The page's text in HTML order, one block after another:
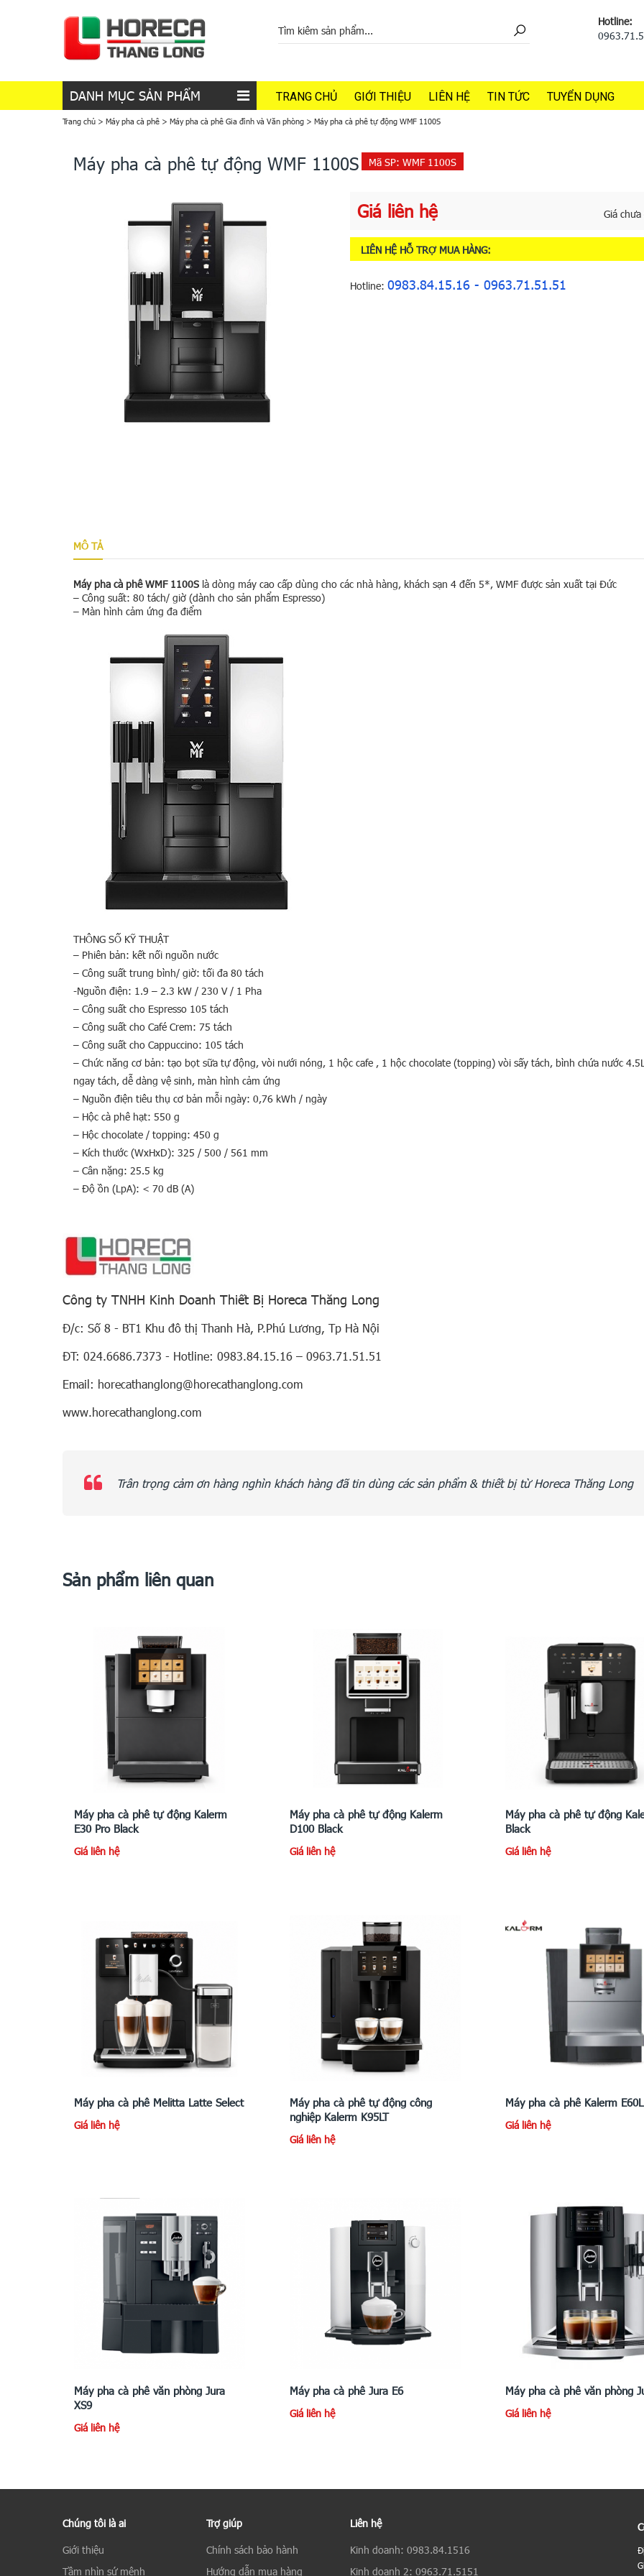
Hotline:
DANH MỤC SẢN PHẨM TRANG CHỦ GIỚI THIỆU LIÊN HỆ TIN TỨC TUYỂN DỤNG
Trang chủ > Máy pha cà phê > Máy pha cà phê Gia đình và Văn phòng > Máy pha cà phê tự động WMF 1100S
Máy pha cà phê tự động WMF 1100S Mã SP: WMF 1100S
Giá liên hệ Giá chưa
LIÊN HỆ HỖ TRỢ MUA HÀNG:
Hotline: 0983.84.15.16 - 0963.71.51.51
MÔ TẢ
Máy pha cà phê WMF 1100S là dòng máy cao cấp dùng cho các nhà hàng, khách sạn 4 đến 5*, WMF được sản xuất tại Đức
– Công suất: 80 tách/ giờ (dành cho sản phẩm Espresso)
– Màn hình cảm ứng đa điểm
THÔNG SỐ KỸ THUẬT
– Phiên bản: kết nối nguồn nước
– Công suất trung bình/ giờ: tối đa 80 tách
-Nguồn điện: 1.9 – 2.3 kW / 230 V / 1 Pha
– Công suất cho Espresso 105 tách
– Công suất cho Café Crem: 75 tách
– Công suất cho Cappuccino: 105 tách
– Chức năng cơ bản: tạo bọt sữa tự động, vòi nưới nóng, 1 hộc cafe , 1 hộc chocolate (topping) vòi sấy tách, bình chứa nước
ngay tách, dễ dàng vệ sinh, màn hình cảm ứng
– Nguồn điện tiêu thụ cơ bản mỗi ngày: 0,76 kWh / ngày
– Hộc cà phê hạt: 550 g
– Hộc chocolate / topping: 450 g
– Kích thước (WxHxD): 325 / 500 / 561 mm
– Cân nặng: 25.5 kg
– Độ ồn (LpA): < 70 dB (A)
Công ty TNHH Kinh Doanh Thiết Bị Horeca Thăng Long
Đ/c: Số 8 - BT1 Khu đô thị Thanh Hà, P.Phú Lương, Tp Hà Nội
ĐT: 024.6686.7373 - Hotline: 0983.84.15.16 – 0963.71.51.51
Email: horecathanglong@horecathanglong.com
www.horecathanglong.com
Trân trọng cảm ơn hàng nghìn khách hàng đã tin dùng các sản phẩm & thiết bị từ Horeca Thăng Long
Sản phẩm liên quan
Máy pha cà phê tự động Kalerm
E30 Pro Black
Giá liên hệ
Máy pha cà phê tự động Kalerm
D100 Black
Giá liên hệ
Máy pha cà phê tự động
Black
Giá liên hệ
Máy pha cà phê Melitta Latte Select
Giá liên hệ
Máy pha cà phê tự động công
nghiệp Kalerm K95LT
Giá liên hệ
Máy pha cà phê Kalerm
Giá liên hệ
Máy pha cà phê văn phòng Jura
XS9
Giá liên hệ
Máy pha cà phê Jura E6
Giá liên hệ
Máy pha cà phê văn phòng
Giá liên hệ
Chúng tôi là ai
Giới thiệu
Tầm nhìn sứ mệnh
Trợ giúp
Chính sách bảo hành
Hướng dẫn mua hàng
Liên hệ
Kinh doanh: 0983.84.1516
Kinh doanh 2: 0963.71.5151